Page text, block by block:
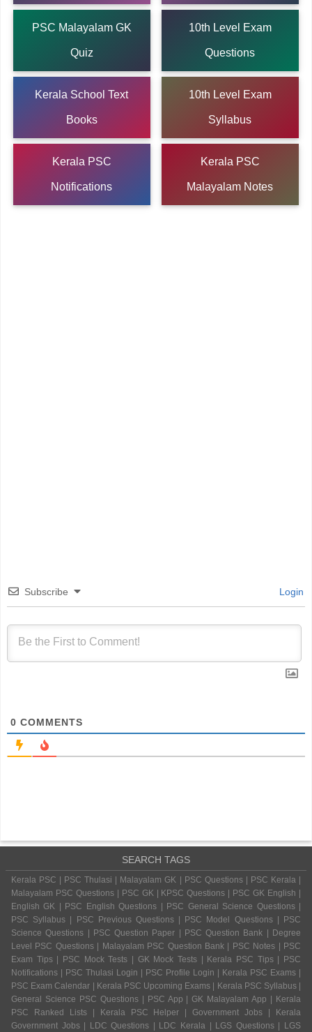
PSC Malayalam GK
Quiz
10th Level Exam
Questions
Kerala School Text
Books
10th Level Exam
Syllabus
Kerala PSC
Notifications
Kerala PSC
Malayalam Notes
Subscribe Login
0 COMMENTS
SEARCH TAGS
Kerala PSC | PSC Thulasi | Malayalam GK | PSC Questions | PSC Kerala |
Malayalam PSC Questions | PSC GK | KPSC Questions | PSC GK English |
English GK | PSC English Questions | PSC General Science Questions |
PSC Syllabus | PSC Previous Questions | PSC Model Questions | PSC
Science Questions | PSC Question Paper | PSC Question Bank | Degree
Level PSC Questions | Malayalam PSC Question Bank | PSC Notes | PSC
Exam Tips | PSC Mock Tests | GK Mock Tests | Kerala PSC Tips | PSC
Notifications | PSC Thulasi Login | PSC Profile Login | Kerala PSC Exams |
PSC Exam Calendar | Kerala PSC Upcoming Exams | Kerala PSC Syllabus |
General Science PSC Questions | PSC App | GK Malayalam App | Kerala
PSC Ranked Lists | Kerala PSC Helper | Government Jobs | Kerala
Government Jobs | LDC Questions | LDC Kerala | LGS Questions | LGS